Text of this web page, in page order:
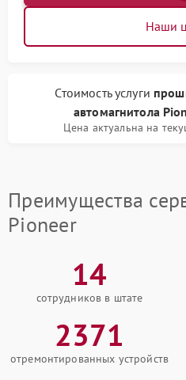
Наши
Стоимость услуги
автомагнитола
Цена актуальна на
Преимущества
Pioneer
14
сотрудников в штате
2371
отремонтированных устройств